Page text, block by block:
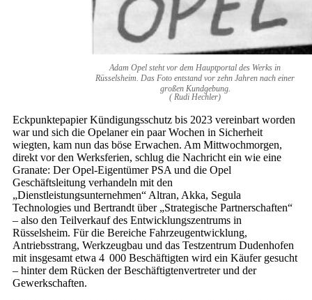
Adam Opel steht vor dem Hauptportal des Werks in
Rüsselsheim. Das Foto entstand vor zehn Jahren nach einer
großen Kundgebung.
( Rudi Hechler)
Eckpunktepapier Kündigungsschutz bis 2023 vereinbart worden
war und sich die Opelaner ein paar Wochen in Sicherheit
wiegten, kam nun das böse Erwachen. Am Mittwochmorgen,
direkt vor den Werksferien, schlug die Nachricht ein wie eine
Granate: Der Opel-Eigentümer PSA und die Opel
Geschäftsleitung verhandeln mit den
„Dienstleistungsunternehmen“ Altran, Akka, Segula
Technologies und Bertrandt über „Strategische Partnerschaften“
– also den Teilverkauf des Entwicklungszentrums in
Rüsselsheim. Für die Bereiche Fahrzeugentwicklung,
Antriebsstrang, Werkzeugbau und das Testzentrum Dudenhofen
mit insgesamt etwa 4 000 Beschäftigten wird ein Käufer gesucht
– hinter dem Rücken der Beschäftigtenvertreter und der
Gewerkschaften.